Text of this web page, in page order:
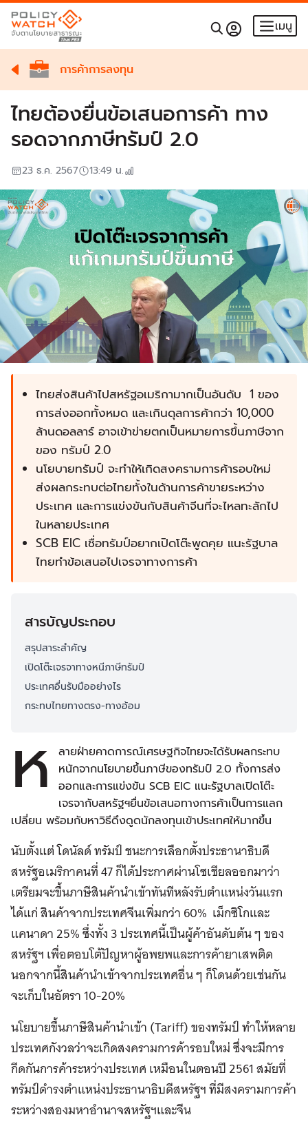
เมนู
การค้าการลงทุน
ไทยต้องยื่นข้อเสนอการค้า ทาง
รอดจากภาษีทรัมป์ 2.0
23 ธ.ค. 2567 13:49 น.
ไทยส่งสินค้าไปสหรัฐอเมริกามากเป็นอันดับ 1 ของ
การส่งออกทั้งหมด และเกินดุลการค้ากว่า 10,000
ล้านดอลลาร์ อาจเข้าข่ายตกเป็นหมายการขึ้นภาษีจาก
ของ ทรัมป์ 2.0
นโยบายทรัมป์ จะทำให้เกิดสงครามการค้ารอบใหม่
ส่งผลกระทบต่อไทยทั้งในด้านการค้าขายระหว่าง
ประเทศ และการแข่งขันกับสินค้าจีนที่จะไหลทะลักไป
ในหลายประเทศ
SCB EIC เชื่อทรัมป์อยากเปิดโต๊ะพูดคุย แนะรัฐบาล
ไทยทำข้อเสนอไปเจรจาทางการค้า
สารบัญประกอบ
สรุปสาระสำคัญ
เปิดโต๊ะเจรจาทางหนีภาษีทรัมป์
ประเทศอื่นรับมืออย่างไร
กระทบไทยทางตรง-ทางอ้อม
ห
ลายฝ่ายคาดการณ์เศรษฐกิจไทยจะได้รับผลกระทบ
หนักจากนโยบายขึ้นภาษีของทรัมป์ 2.0 ทั้งการส่ง
ออกและการแข่งขัน SCB EIC แนะรัฐบาลเปิดโต๊ะ
เจรจากับสหรัฐฯยื่นข้อเสนอทางการค้าเป็นการแลก
เปลี่ยน พร้อมกับหาวิธีดึงดูดนักลงทุนเข้าประเทศให้มากขึ้น
นับตั้งแต่ โดนัลด์ ทรัมป์ ชนะการเลือกตั้งประธานาธิบดี
สหรัฐอเมริกาคนที่ 47 ก็ได้ประกาศผ่านโซเชียลออกมาว่า
เตรียมจะขึ้นภาษีสินค้านำเข้าทันทีหลังรับตำแหน่งวันแรก
ได้แก่ สินค้าจากประเทศจีนเพิ่มกว่า 60% เม็กซิโกและ
แคนาดา 25% ซึ่งทั้ง 3 ประเทศนี้เป็นผู้ค้าอันดับต้น ๆ ของ
สหรัฐฯ เพื่อตอบโต้ปัญหาผู้อพยพและการค้ายาเสพติด
นอกจากนี้สินค้านำเข้าจากประเทศอื่น ๆ ก็โดนด้วยเช่นกัน
จะเก็บในอัตรา 10-20%
นโยบายขึ้นภาษีสินค้านำเข้า (Tariff) ของทรัมป์ ทำให้หลาย
ประเทศกังวลว่าจะเกิดสงครามการค้ารอบใหม่ ซึ่งจะมีการ
กีดกันการค้าระหว่างประเทศ เหมือนในตอนปี 2561 สมัยที่
ทรัมป์ดำรงตำแหน่งประธานาธิบดีสหรัฐฯ ที่มีสงครามการค้า
ระหว่างสองมหาอำนาจสหรัฐฯและจีน